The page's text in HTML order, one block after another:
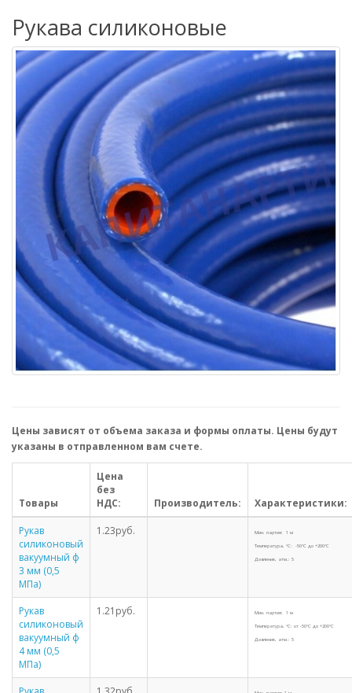
Рукава силиконовые
Цены зависят от объема заказа и формы оплаты. Цены будут
указаны в отправленном вам счете.
Товары
Цена
без
НДС:
Производитель: Характеристики:
Рукав
силиконовый
вакуумный ф
3 мм (0,5
МПа)
1.23руб. Мин. партия: 1 м
Температура, °С: -50°С до +200°С
Давление, атм.: 5
Рукав
силиконовый
вакуумный ф
4 мм (0,5
МПа)
1.21руб. Мин. партия: 1 м
Температура, °С: от -50°С до +200°С
Давление, атм.: 5